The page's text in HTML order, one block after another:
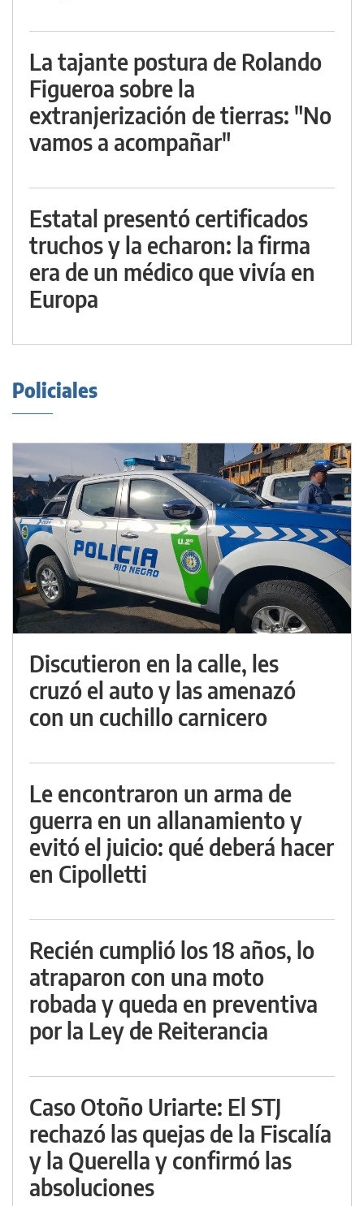
La tajante postura de Rolando
Figueroa sobre la
extranjerización de tierras: "No
vamos a acompañar"
Estatal presentó certificados
truchos y la echaron: la firma
era de un médico que vivía en
Europa
Policiales
Discutieron en la calle, les
cruzó el auto y las amenazó
con un cuchillo carnicero
Le encontraron un arma de
guerra en un allanamiento y
evitó el juicio: qué deberá hacer
en Cipolletti
Recién cumplió los 18 años, lo
atraparon con una moto
robada y queda en preventiva
por la Ley de Reiterancia
Caso Otoño Uriarte: El STJ
rechazó las quejas de la Fiscalía
y la Querella y confirmó las
absoluciones